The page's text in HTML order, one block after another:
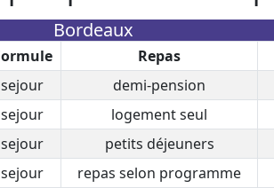
Bordeaux
Repas
sejour demi-pension
sejour logement seul
sejour petits déjeuners
sejour repas selon programme